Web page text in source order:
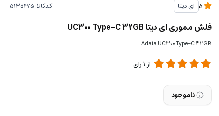
ای دیتا کدکالا:
فلش مموری ای دیتا UC300 Type-C 32GB
Adata UC300 Type-C 32GB
از 1رای
ناموجود